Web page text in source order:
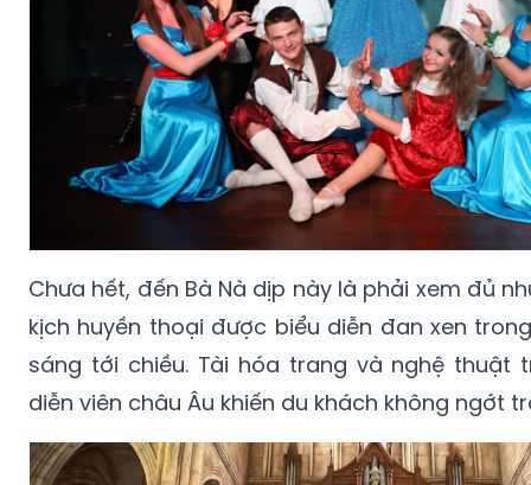
Chưa hết, đến Bà Nà dịp này là phải xem đủ
kịch huyền thoại được biểu diễn đan xen
sáng tới chiều. Tài hóa trang và nghệ thuật
diễn viên châu Âu khiến du khách không ngớt